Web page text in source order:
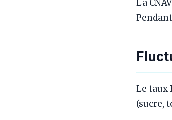
La
Le taux
(sucre,